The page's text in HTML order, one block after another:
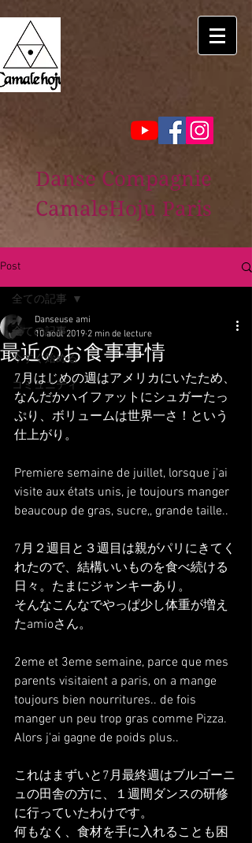
Danse Compagnie
CamaleHoju Paris
Post
全ての記事
今すぐ始める
コミュニティ
全ての記事
最近のお食事事情
Danseuse ami
10 août 2019 2 min de lecture
7月はじめの週はアメリカにいたため、
なんだかハイファットにシュガーたっ
ぷり、ボリュームは世界一さ！という
仕上がり。
Premiere semaine de juillet, lorsque j'ai
visite aux états unis, je toujours manger
beaucoup de gras, sucre,, grande taille..
7月２週目と３週目は親がパリにきてく
れたので、結構いいものを食べ続ける
日々。たまにジャンキーあり。
そんなこんなでやっぱ少し体重が増え
たamioさん。
2eme et 3eme semaine, parce que mes
parents visitaient a paris, on a mange
toujours bien nourritures.. de fois
manger un peu trop gras comme Pizza.
Alors j'ai gagne de poids plus..
これはまずいと7月最終週はブルゴーニ
ュの田舎の方に、１週間ダンスの研修
に行っていたわけです。
何もなく、食材を手に入れることも困